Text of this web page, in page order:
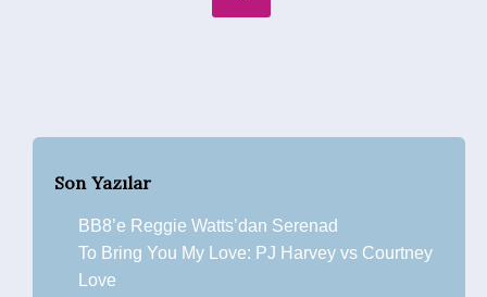
Son Yazılar
BB8’e Reggie Watts’dan Serenad
To Bring You My Love: PJ Harvey vs Courtney
Love